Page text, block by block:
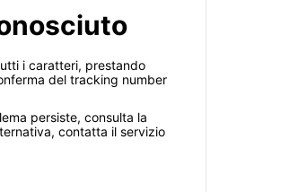
i caratteri, prestando
del tracking number
persiste, consulta la
contatta il servizio